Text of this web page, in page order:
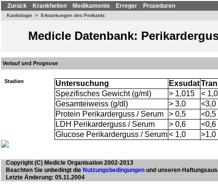
Zurück Krankheiten Medikamente Erreger Prozeduren
Kardiologie > Erkrankungen des Perikards
Medicle Datenbank:
Verlauf und Prognose
Stadien Untersuchung Exsudat
Spezifisches Gewicht (g/ml)
> 1,015
<
Gesamteiweiss (g/dl)
> 3,0
<3,0
Protein Perikarderguss / Serum
> 0,5
<0,5
LDH Perikarderguss / Serum
> 0,6
<0,6
Glucose Perikarderguss / Serum< 1,0 >1,0
Copyright (C) Medicle Organisation 2002-2013
Beachten Sie unbedingt die Nutzungsbedingungen und unseren
Letzte Änderung: 05.11.2004